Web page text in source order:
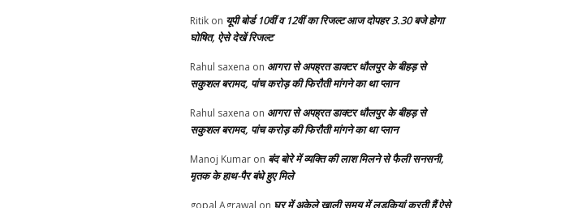
Ritik on यूपी बोर्ड 10वीं व 12वीं का रिजल्ट आज दोपहर 3.30 बजे होगा
घोषित, ऐसे देखें रिजल्ट
Rahul saxena on आगरा से अपह्रत डाक्टर धौलपुर के बीहड़ से
सकुशल बरामद, पांच करोड़ की फिरौती मांगने का था प्लान
Rahul saxena on आगरा से अपह्रत डाक्टर धौलपुर के बीहड़ से
सकुशल बरामद, पांच करोड़ की फिरौती मांगने का था प्लान
Manoj Kumar on बंद बोरे में व्यक्ति की लाश मिलने से फैली सनसनी,
मृतक के हाथ-पैर बंधे हुए मिले
gopal Agrawal on घर में अकेले खाली समय में लड़कियां करती हैं ऐसे